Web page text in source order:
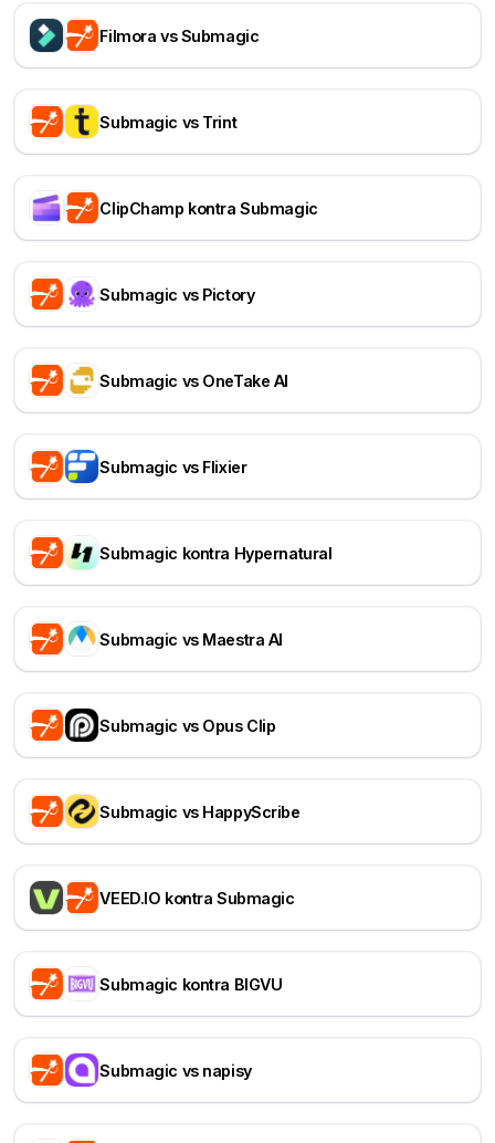
Filmora vs Submagic
Submagic vs Trint
ClipChamp kontra Submagic
Submagic vs Pictory
Submagic vs OneTake AI
Submagic vs Flixier
Submagic kontra Hypernatural
Submagic vs Maestra AI
Submagic vs Opus Clip
Submagic vs HappyScribe
VEED.IO kontra Submagic
Submagic kontra BIGVU
Submagic vs napisy